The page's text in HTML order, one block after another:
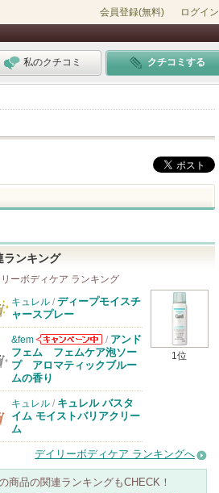
会員登録(無料) ログイン
私のクチコミ クチコミする
ランキング
ーボディケア ランキング
1位
キュレル / ディープモイスチ
ャースプレー
&fem
&femからのお
知らせがありま
す
/ アンド
フェム フェムケア泡ソー
プ アロマティックブルー
ムの香り
キュレル / キュレル バスタ
イム モイストバリアクリー
ム
デイリーボディケア ランキングへ
商品の関連ランキングもCHECK！